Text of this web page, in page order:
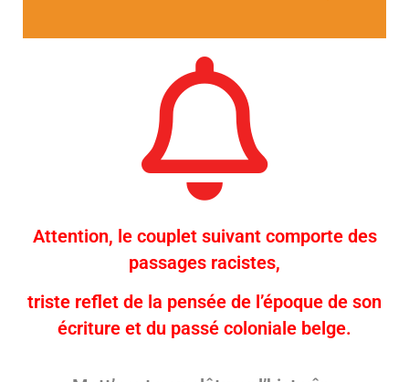
Attention, le couplet suivant comporte des
passages racistes,
triste reflet de la pensée de l’époque de son
écriture et du passé coloniale belge.